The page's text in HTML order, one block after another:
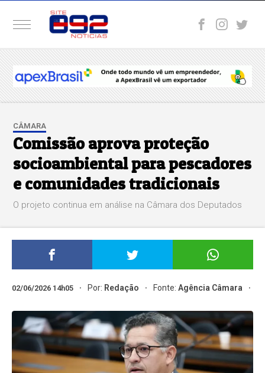
CÂMARA
Comissão aprova proteção
socioambiental para pescadores
e comunidades tradicionais
O projeto continua em análise na Câmara dos Deputados
02/06/2026 14h05 Por: Redação Fonte:Agência Câmara